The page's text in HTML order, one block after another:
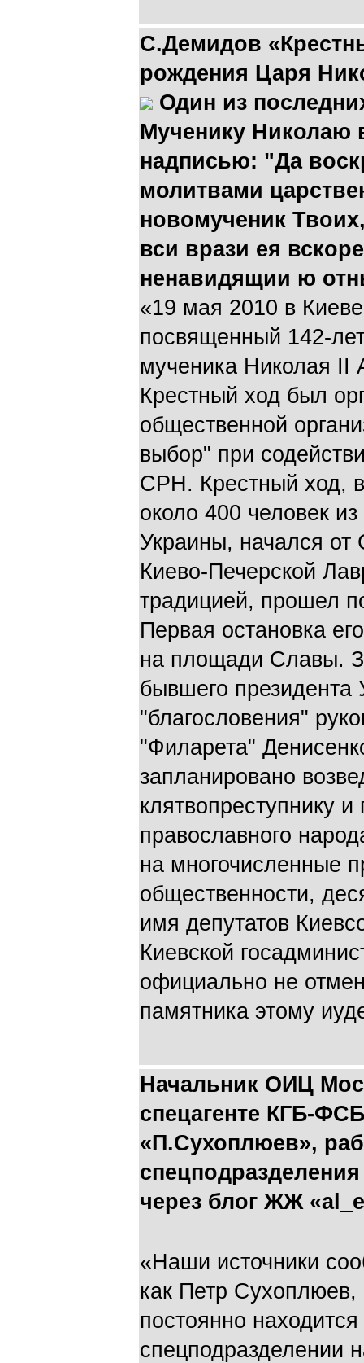
С.Демидов
рождения Царя
Один из
Мученику Николаю
надписью: "Да
молитвами
новомученик
вси врази ея
ненавидящии ю
«19 мая 2010 в
посвященный 142-
мученика Николая II
Крестный ход был
общественной
выбор" при
СРН. Крестный ход,
около 400 человек
Украины, начался от
Киево-Печерской
традицией, прошел
Первая остановка
на площади Славы.
бывшего
"благословения"
"Филарета"
запланировано
клятвопреступнику
православного
на многочисленные
общественности,
имя депутатов
Киевской
официально не
памятника этому
Начальник ОИЦ
спецагенте КГБ-
«П.Сухоплюев»,
через блог ЖЖ
«Наши источники
как Петр Сухоплюев,
постоянно
спецподразделении